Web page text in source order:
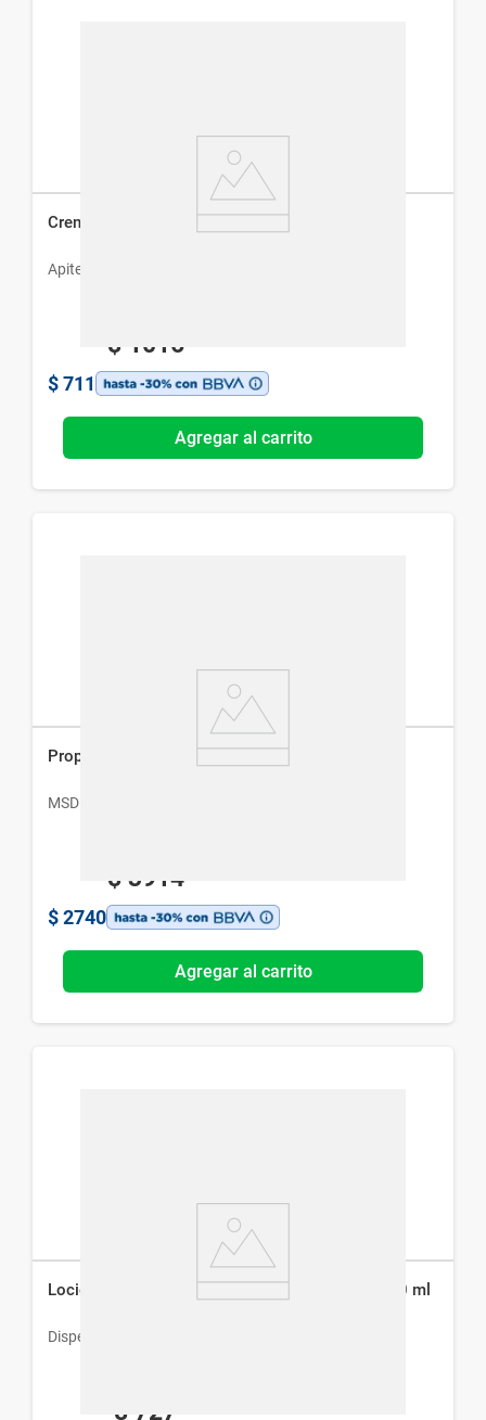
Crema de Ordeñe Apiter x 500 g
Apiter
$ 1016
$ 711
Agregar al carrito
Propecia 1 mg x 30 Comp
MSD
$ 3914
$ 2740
Agregar al carrito
Loción Capilar Capixidil Minoxidil Tópico 3% x 40 ml
Dispert
$ 727